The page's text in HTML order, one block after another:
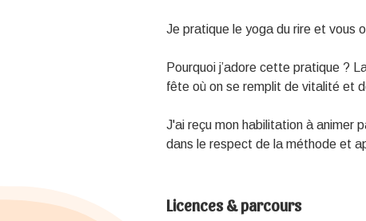
Je pratique le yoga du rire et vous
Pourquoi j’adore cette pratique ?
fête où on se remplit de vitalité et
J'ai reçu mon habilitation à animer
dans le respect de la méthode et
Licences & parcours